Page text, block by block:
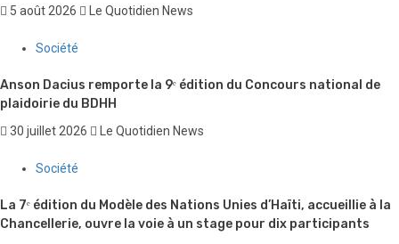
5 août 2026 Le Quotidien News
Société
Anson Dacius remporte la 9ᵉ édition du Concours national de
plaidoirie du BDHH
30 juillet 2026 Le Quotidien News
Société
La 7ᵉ édition du Modèle des Nations Unies d’Haïti, accueillie à la
Chancellerie, ouvre la voie à un stage pour dix participants